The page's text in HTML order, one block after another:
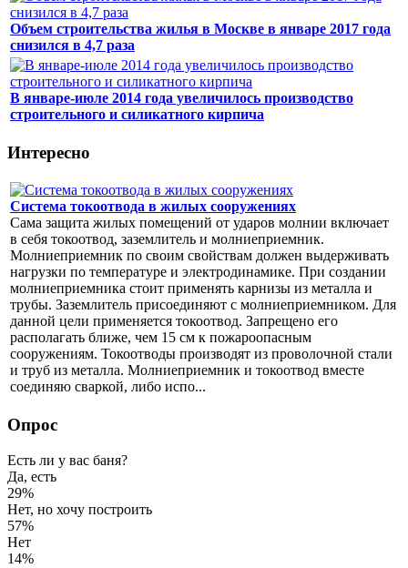
Объем строительства жилья в Москве в январе 2017 года
снизился в 4,7 раза
В январе-июле 2014 года увеличилось производство
строительного и силикатного кирпича
Интересно
Система токоотвода в жилых сооружениях
Сама защита жилых помещений от ударов молнии включает
в себя токоотвод, заземлитель и молниеприемник.
Молниеприемник по своим свойствам должен выдерживать
нагрузки по температуре и электродинамике. При создании
молниеприемника стоит применять карнизы из металла и
трубы. Заземлитель присоединяют с молниеприемником. Для
данной цели применяется токоотвод. Запрещено его
располагать ближе, чем 15 см к пожароопасным
сооружениям. Токоотводы производят из проволочной стали
и труб из металла. Молниеприемник и токоотвод вместе
соединяю сваркой, либо испо...
Опрос
Есть ли у вас баня?
Да, есть
29%
Нет, но хочу построить
57%
Нет
14%